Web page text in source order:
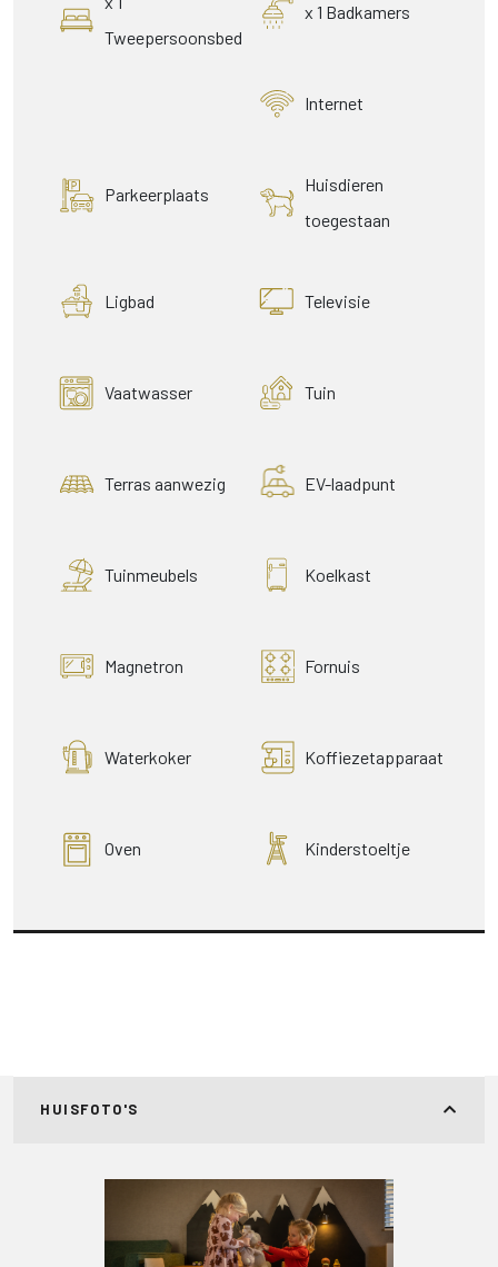
Tweepersoonsbed
x 1 Badkamers
Internet
Parkeerplaats
Huisdieren
toegestaan
Ligbad Televisie
Vaatwasser Tuin
Terras aanwezig EV-laadpunt
Tuinmeubels Koelkast
Magnetron Fornuis
Waterkoker Koffiezetapparaat
Oven Kinderstoeltje
HUISFOTO'S